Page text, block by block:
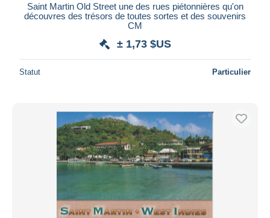
Saint Martin Old Street une des rues piétonnières qu'on
découvres des trésors de toutes sortes et des souvenirs
CM
± 1,73 $US
Statut Particulier